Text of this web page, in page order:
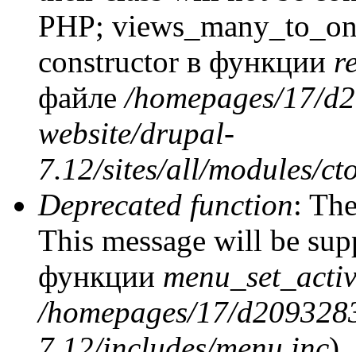
PHP;
constructor в функции
файле/homepages/17/
website/drupal-
7.12/sites/all/modules/
Deprecated function:
This message will be
функции
/homepages/17/